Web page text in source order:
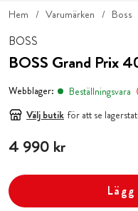
Hem Varumärken Boss
BOSS
BOSS Grand Prix
Webblager:
Beställningsvara
Välj butik för att se
Pris:4 990 kr
4 990 kr